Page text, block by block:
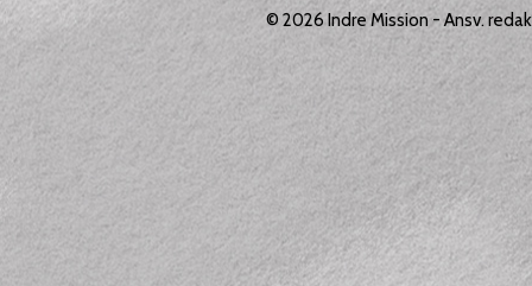
© 2026Indre Mission- Ansv.